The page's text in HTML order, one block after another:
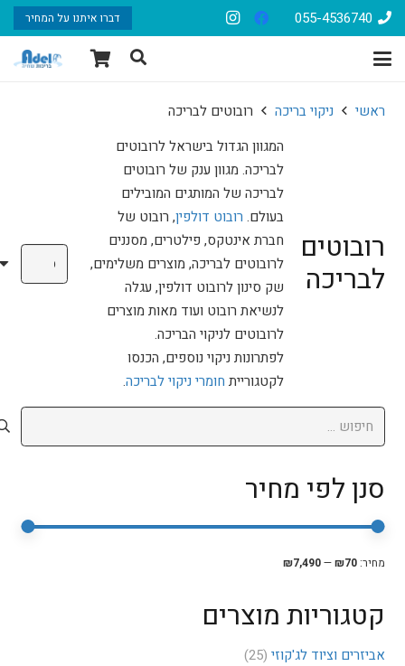
055-4536740 דברו איתנו על המחיר
ראשי ניקוי בריכה רובוטים לבריכה
רובוטים
לבריכה
המגוון הגדול בישראל לרובוטים
לבריכה. מגוון ענק של רובוטים
לבריכה של המותגים המובילים
בעולם. רובוט דולפין, רובוט של
חברת אינטקס, פילטרים, מסננים
לרובוטים לבריכה, מוצרים משלימים,
שק סינון לרובוט דולפין, עגלה
לנשיאת רובוט ועוד מאות מוצרים
לרובוטים לניקוי הבריכה.
לפתרונות ניקוי נוספים, הכנסו
לקטגוריית חומרי ניקוי לבריכה.
חיפוש:
סנן לפי מחיר
מחיר:₪70
—
₪7,490
קטגוריות מוצרים
אביזרים וציוד לג'קוזי (25)